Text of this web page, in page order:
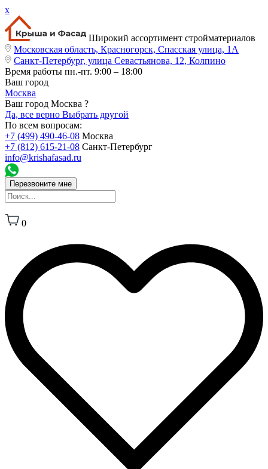
x
Широкий ассортимент стройматериалов
Московская область, Красногорск, Спасская улица, 1А
Санкт-Петербург, улица Севастьянова, 12, Колпино
Время работы пн.-пт. 9:00 – 18:00
Ваш город
Москва
Ваш город Москва ?
Да, все верно Выбрать другой
По всем вопросам:
+7 (499) 490-46-08 Москва
+7 (812) 615-21-08 Санкт-Петербург
info@krishafasad.ru
Перезвоните мне
0